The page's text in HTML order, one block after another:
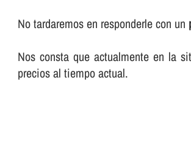
No tardaremos en responderle con un
Nos consta que actualmente en la
precios al tiempo actual.